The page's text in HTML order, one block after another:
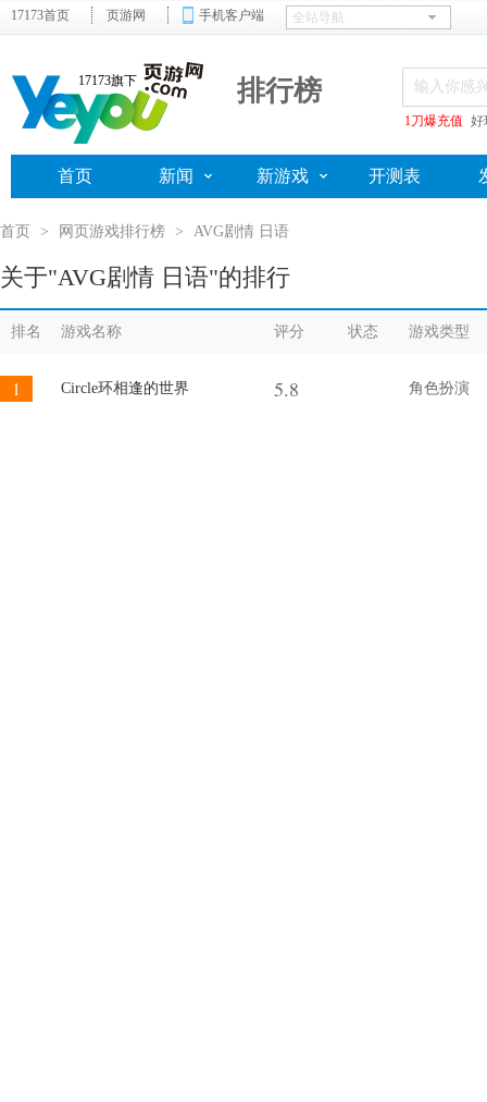
17173首页 页游网 手机客户端
17173旗下 排行榜
1刀爆充值 好
首页 新闻 新游戏 开测表
首页 > 网页游戏排行榜 > AVG剧情 日语
关于"AVG剧情 日语"的排行
排名 游戏名称 评分 状态 游戏类型
1 Circle环相逢的世界 5.8 角色扮演